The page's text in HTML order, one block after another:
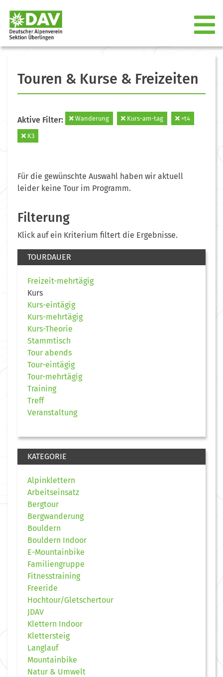
Touren & Kurse & Freizeiten
Aktive Filter: Wanderung Kurs-am-tag =t4
K3
Für die gewünschte Auswahl haben wir aktuell
leider keine Tour im Programm.
Filterung
Klick auf ein Kriterium filtert die Ergebnisse.
TOURDAUER
Freizeit-mehrtägig
Kurs
Kurs-eintägig
Kurs-mehrtägig
Kurs-Theorie
Stammtisch
Tour abends
Tour-eintägig
Tour-mehrtägig
Training
Treff
Veranstaltung
KATEGORIE
Alpinklettern
Arbeitseinsatz
Bergtour
Bergwanderung
Bouldern
Bouldern Indoor
E-Mountainbike
Familiengruppe
Fitnesstraining
Freeride
Hochtour/Gletschertour
JDAV
Klettern Indoor
Klettersteig
Langlauf
Mountainbike
Natur & Umwelt